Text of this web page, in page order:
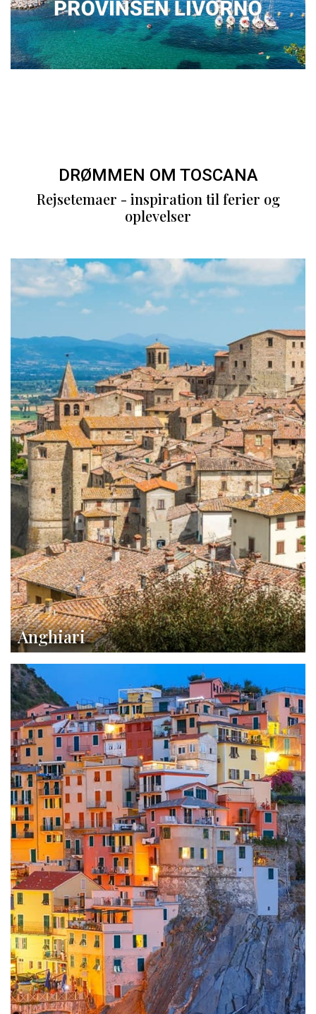
DRØMMEN OM TOSCANA
Rejsetemaer - inspiration til ferier og
oplevelser
Anghiari